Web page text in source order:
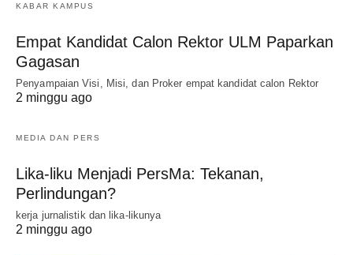
KABAR KAMPUS
Empat Kandidat Calon Rektor ULM Paparkan
Gagasan
Penyampaian Visi, Misi, dan Proker empat kandidat calon Rektor
2 minggu ago
MEDIA DAN PERS
Lika-liku Menjadi PersMa: Tekanan,
Perlindungan?
kerja jurnalistik dan lika-likunya
2 minggu ago